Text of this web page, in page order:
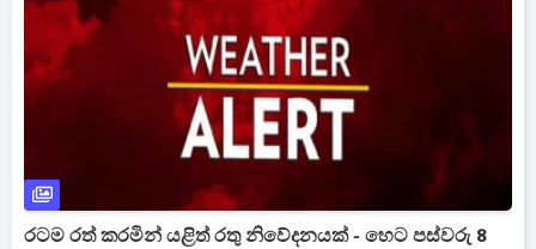
රටම රත් කරමින් යළිත් රතු නිවේදනයක් - හෙට පස්වරු 8